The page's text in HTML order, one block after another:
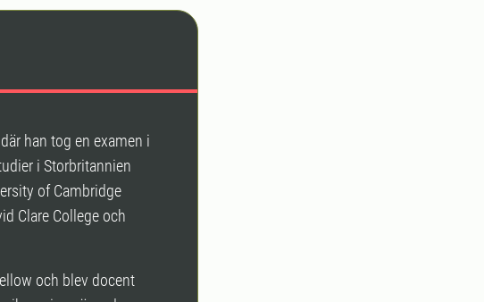
han tog en examen i
i Storbritannien
of Cambridge
Clare College och
och blev docent